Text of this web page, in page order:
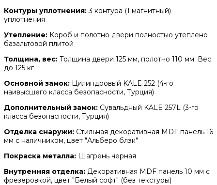
Контуры уплотнения:3 контура (1 магнитный)
уплотнения
Утепление: Короб и полотно двери полностью утеплено
базальтовой плитой
Толщина, вес: Толщина двери 125 мм, полотно 110 мм. Вес
до 125 кг
Основной замок: Цилиндровый KALE 252 (4-го
наивысшего класса безопасности, Турция)
Дополнительный замок: Сувальдный KALE 257L (3-го
класса безопасности, Турция)
Отделка снаружи: Стильная декоративная MDF панель 16
мм с наличником, цвет "Альберо блэк"
Покраска металла: Шагрень черная
Внутренняя отделка: Декоративная MDF панель 10 мм с
фрезеровкой, цвет "Белый софт" (без текстуры)